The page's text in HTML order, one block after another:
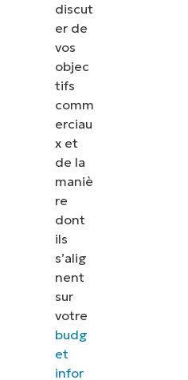
discut
er de
vos
objec
tifs
comm
erciau
x et
de la
maniè
re
dont
ils
s’alig
nent
sur
votre
budg
et
infor